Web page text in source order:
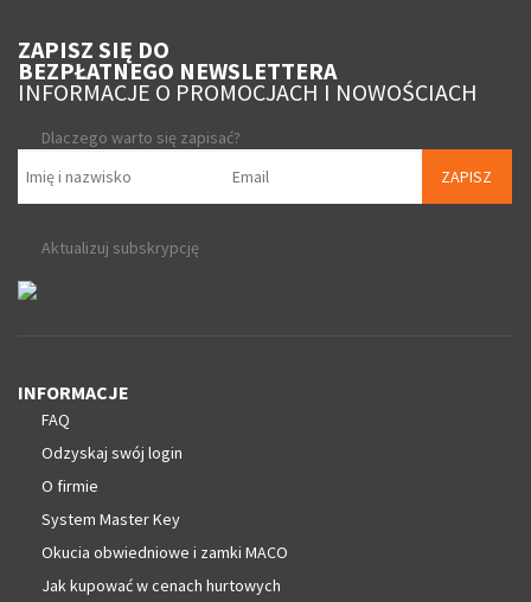
ZAPISZ SIĘ DO
BEZPŁATNEGO NEWSLETTERA
INFORMACJE O PROMOCJACH I NOWOŚCIACH
Dlaczego warto się zapisać?
ZAPISZ
Aktualizuj subskrypcję
INFORMACJE
FAQ
Odzyskaj swój login
O firmie
System Master Key
Okucia obwiedniowe i zamki MACO
Jak kupować w cenach hurtowych